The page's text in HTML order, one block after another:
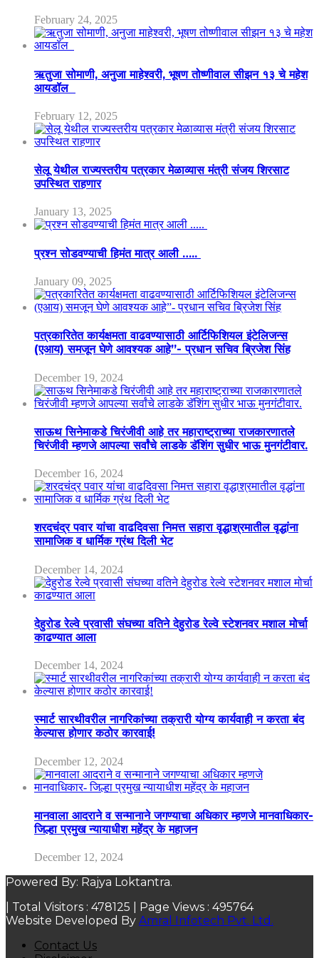
February 24, 2025
ऋतुजा सोमाणी, अनुजा माहेश्वरी, भूषण तोष्णीवाल सीझन १३ चे महेश
आयडॉल
February 12, 2025
सेलू येथील राज्यस्तरीय पत्रकार मेळाव्यास मंत्री संजय शिरसाट
उपस्थित राहणार
January 13, 2025
प्रश्न सोडवण्याची हिमंत मात्र आली …..
January 09, 2025
पत्रकारितेत कार्यक्षमता वाढवण्यासाठी आर्टिफिशियल इंटेलिजन्स
(एआय) समजून घेणे आवश्यक आहे”- प्रधान सचिव ब्रिजेश सिंह
December 19, 2024
साऊथ सिनेमाकडे चिरंजीवी आहे तर महाराष्ट्राच्या राजकारणातले
चिरंजीवी म्हणजे आपल्या सर्वांचे लाडके डॅशिंग सुधीर भाऊ मुनगंटीवार.
December 16, 2024
शरदचंद्र पवार यांचा वाढदिवसा निमत्त सहारा वृद्धाश्रमातील वृद्धांना
सामाजिक व धार्मिक ग्रंथ दिली भेट
December 14, 2024
देहुरोड रेल्वे प्रवासी संघच्या वतिने देहुरोड रेल्वे स्टेशनवर मशाल मोर्चा
काढण्यात आला
December 14, 2024
स्मार्ट सारथीवरील नागरिकांच्या तक्रारी योग्य कार्यवाही न करता बंद
केल्यास होणार कठोर कारवाई!
December 12, 2024
मानवाला आदराने व सन्मानाने जगण्याचा अधिकार म्हणजे मानवाधिकार-
जिल्हा प्रमुख न्यायाधीश महेंद्र के महाजन
December 12, 2024
Powered By: Rajya Loktantra.
| Total Visitors : 478125 | Page Views : 495764
Website Developed By Amral Infotech Pvt. Ltd.
Contact Us